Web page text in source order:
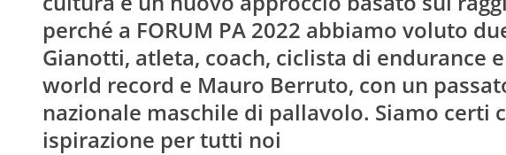
perché a FORUM PA 2022 abbiamo voluto
Gianotti, atleta, coach, ciclista di endurance
world record e Mauro Berruto, con un
nazionale maschile di pallavolo. Siamo certi
ispirazione per tutti noi